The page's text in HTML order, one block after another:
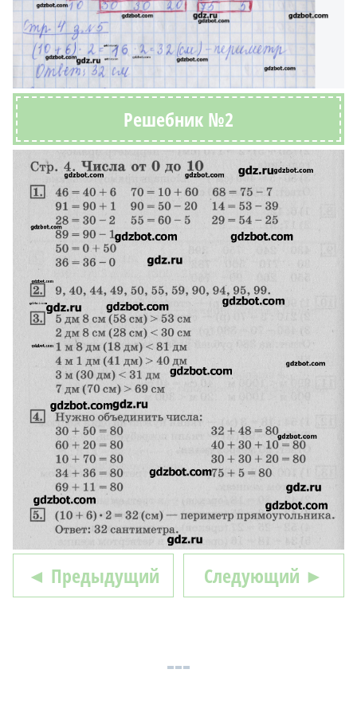
Решебник №2
◄ Предыдущий Следующий ►